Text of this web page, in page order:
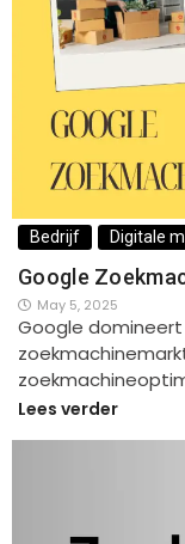
Bedrijf Digitale
Google
May 5, 2025
Google
Lees verder